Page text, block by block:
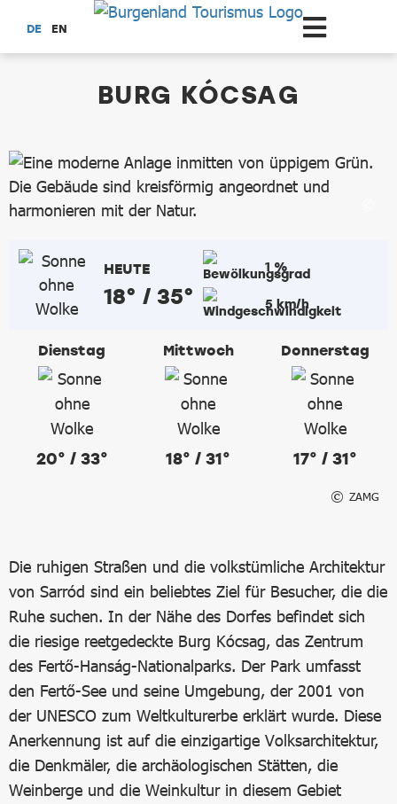
Zum Hauptinhalt springen
DE EN
BURG KÓCSAG
HEUTE
18° / 35°
1 %
5 km/h
Dienstag
20° / 33°
Mittwoch
18° / 31°
Donnerstag
17° / 31°
ZAMG
Die ruhigen Straßen und die volkstümliche Architektur
von Sarród sind ein beliebtes Ziel für Besucher, die die
Ruhe suchen. In der Nähe des Dorfes befindet sich
die riesige reetgedeckte Burg Kócsag, das Zentrum
des Fertő-Hanság-Nationalparks. Der Park umfasst
den Fertő-See und seine Umgebung, der 2001 von
der UNESCO zum Weltkulturerbe erklärt wurde. Diese
Anerkennung ist auf die einzigartige Volksarchitektur,
die Denkmäler, die archäologischen Stätten, die
Weinberge und die Weinkultur in diesem Gebiet